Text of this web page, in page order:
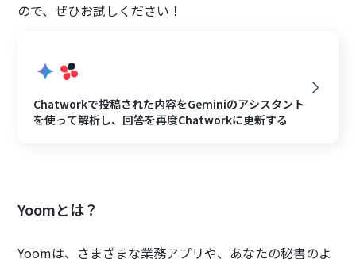
ので、ぜひお試しください！
Chatworkで投稿された内容をGeminiのアシスタント
を使って解析し、回答を再度Chatworkに更新する
Yoomとは？
Yoomは、さまざまな業務アプリや、あなたの秘書のよ